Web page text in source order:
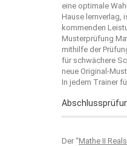
eine optimale
Hause lernverlag ,
kommenden
Musterprüfung
mithilfe der
für schwächere
neue Original-
In jedem Trainer
Der “Mathe II